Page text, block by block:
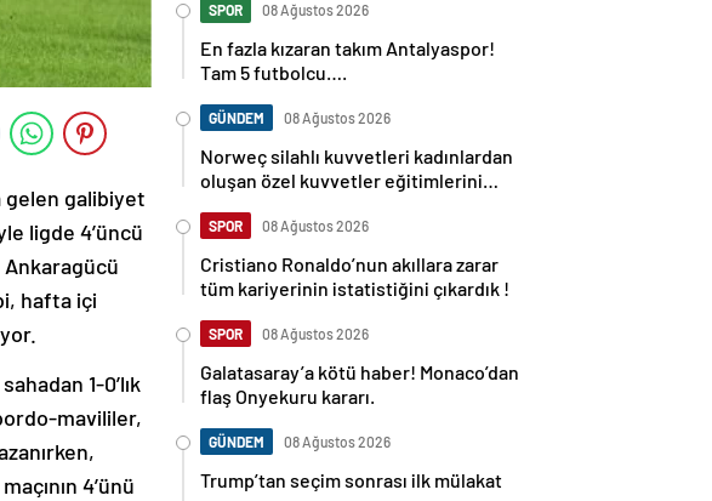
gelen galibiyet
ligde 4’üncü
hafta içi
1-0’lık
mavililer,
4’ünü
SPOR 08 Ağustos 2026
En fazla kızaran takım Antalyaspor!
Tam 5 futbolcu….
GÜNDEM 08 Ağustos 2026
Norweç silahlı kuvvetleri kadınlardan
oluşan özel kuvvetler eğitimlerini
SPOR 08 Ağustos 2026
Cristiano Ronaldo’nun akıllara zarar
tüm kariyerinin istatistiğini çıkardık !
SPOR 08 Ağustos 2026
Galatasaray’a kötü haber! Monaco’dan
flaş Onyekuru kararı.
GÜNDEM 08 Ağustos 2026
Trump’tan seçim sonrası ilk mülakat